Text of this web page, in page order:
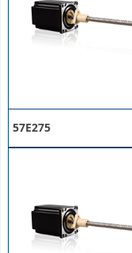
57E275